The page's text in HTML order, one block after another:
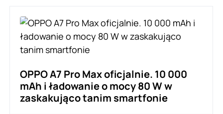
OPPO A7 Pro Max oficjalnie. 10 000
mAh i ładowanie o mocy 80 W w
zaskakująco tanim smartfonie